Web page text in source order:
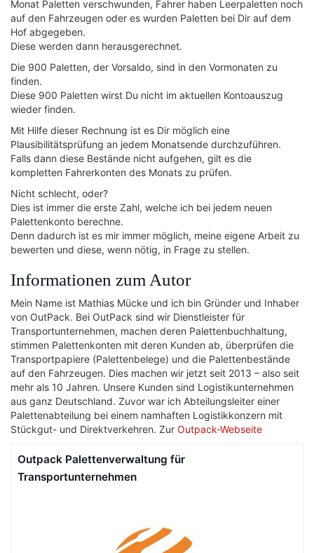
Monat Paletten verschwunden, Fahrer haben Leerpaletten noch
auf den Fahrzeugen oder es wurden Paletten bei Dir auf dem
Hof abgegeben.
Diese werden dann herausgerechnet.
Die 900 Paletten, der Vorsaldo, sind in den Vormonaten zu
finden.
Diese 900 Paletten wirst Du nicht im aktuellen Kontoauszug
wieder finden.
Mit Hilfe dieser Rechnung ist es Dir möglich eine
Plausibilitätsprüfung an jedem Monatsende durchzuführen.
Falls dann diese Bestände nicht aufgehen, gilt es die
kompletten Fahrerkonten des Monats zu prüfen.
Nicht schlecht, oder?
Dies ist immer die erste Zahl, welche ich bei jedem neuen
Palettenkonto berechne.
Denn dadurch ist es mir immer möglich, meine eigene Arbeit zu
bewerten und diese, wenn nötig, in Frage zu stellen.
Informationen zum Autor
Mein Name ist Mathias Mücke und ich bin Gründer und Inhaber
von OutPack. Bei OutPack sind wir Dienstleister für
Transportunternehmen, machen deren Palettenbuchhaltung,
stimmen Palettenkonten mit deren Kunden ab, überprüfen die
Transportpapiere (Palettenbelege) und die Palettenbestände
auf den Fahrzeugen. Dies machen wir jetzt seit 2013 – also seit
mehr als 10 Jahren. Unsere Kunden sind Logistikunternehmen
aus ganz Deutschland. Zuvor war ich Abteilungsleiter einer
Palettenabteilung bei einem namhaften Logistikkonzern mit
Stückgut- und Direktverkehren. Zur Outpack-Webseite
Outpack Palettenverwaltung für
Transportunternehmen